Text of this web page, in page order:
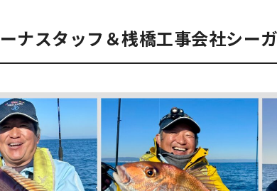
ナスタッフ＆桟橋工事会社シ